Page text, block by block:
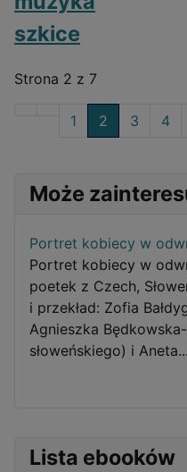
Lista ebooków
szkice
Strona 2 z 7
1 2 3 4
Może
Portret kobiecy w
Portret kobiecy w
poetek z Czech,
i przekład: Zofia
Agnieszka
słoweńskiego) i Aneta...